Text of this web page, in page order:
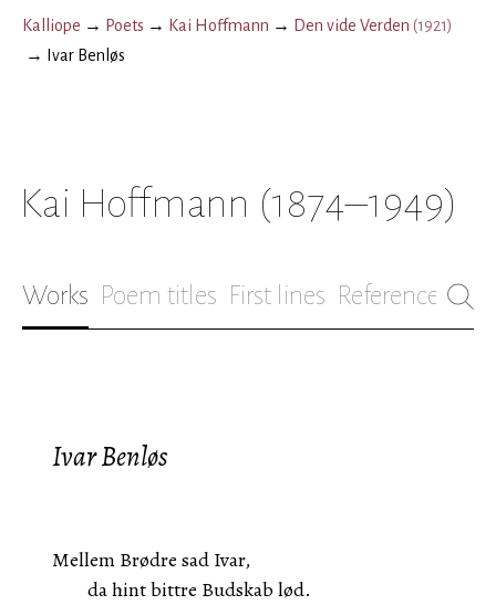
Kalliope → Poets → Kai Hoffmann → Den vide Verden (1921)
→
Ivar Benløs
Kai Hoffmann (1874–1949)
Works Poem titles First lines References
Ivar Benløs
Mellem Brødre sad Ivar,
da hint bittre Budskab lød.